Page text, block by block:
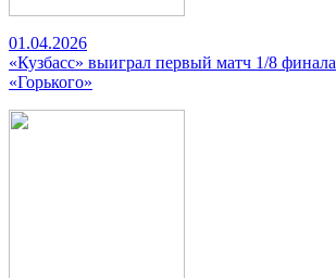
01.04.2026
«Кузбасс» выиграл первый матч 1/8
«Горького»